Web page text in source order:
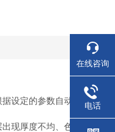
设定的参数自动
现厚度不均、色
在线咨询
电话